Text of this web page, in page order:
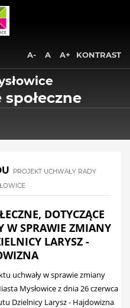
strony
głównej
stopki
serwisu
A- A A+ KONTRAST
PROJEKT UCHWAŁY RADY
DOTYCZĄCE
W SPRAWIE ZMIANY
LARYSZ -
uchwały w sprawie zmiany
Mysłowice z dnia 26 czerwca
Dzielnicy Larysz - Hajdowizna